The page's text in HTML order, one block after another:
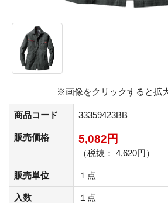
※画像をクリックすると拡
商品コード 33359423BB
販売価格 5,082円
（税抜： 4,620円）
販売単位 １点
入数 １点